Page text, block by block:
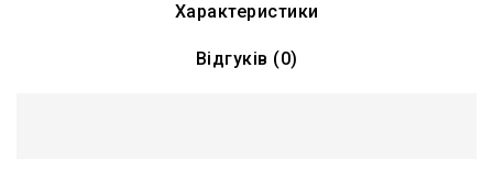
Характеристики
Відгуків (0)